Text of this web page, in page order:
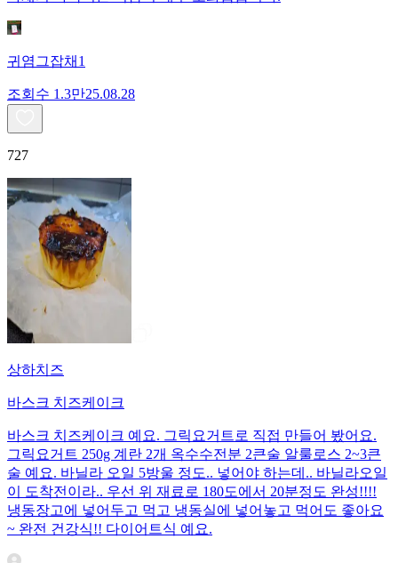
귀염그잡채1
조회수 1.3만25.08.28
727
상하치즈
바스크 치즈케이크
바스크 치즈케이크 예요. 그릭요거트로 직접 만들어 봤어요.
그릭요거트 250g 계란 2개 옥수수전분 2큰술 알룰로스 2~3큰
술 예요. 바닐라 오일 5방울 정도.. 넣어야 하는데.. 바닐라오일
이 도착전이라.. 우선 위 재료로 180도에서 20분정도 완성!!!!
냉동장고에 넣어두고 먹고 냉동실에 넣어놓고 먹어도 좋아요
~ 완전 건강식!! 다이어트식 예요.